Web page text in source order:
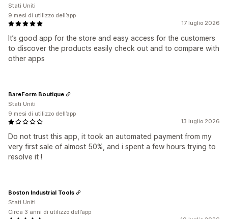
17 luglio 2026
It’s good app for the store and easy access for the customers
to discover the products easily check out and to compare with
other apps
Stati Uniti
9 mesi di utilizzo dell’app
13 luglio 2026
Do not trust this app, it took an automated payment from my
very first sale of almost 50%, and i spent a few hours trying to
resolve it !
BareForm Boutique
Stati Uniti
9 mesi di utilizzo dell’app
Boston Industrial Tools
Stati Uniti
Circa 3 anni di utilizzo dell’app